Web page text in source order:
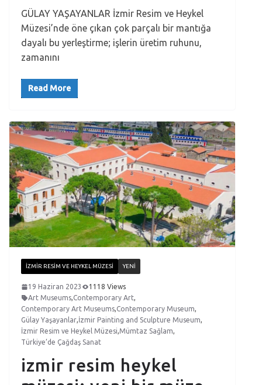
GÜLAY YAŞAYANLAR İzmir Resim ve Heykel
Müzesi’nde öne çıkan çok parçalı bir mantığa
dayalı bu yerleştirme; işlerin üretim ruhunu,
zamanını
Read More
İZMIR RESIM VE HEYKEL MÜZESI YENI
19 Haziran 2023
1118 Views
Art Museums,Contemporary Art,
Contemporary Art Museums,Contemporary Museum,
Gülay Yaşayanlar,İzmir Painting and Sculpture Museum,
İzmir Resim ve Heykel Müzesi,Mümtaz Sağlam,
Türkiye’de Çağdaş Sanat
izmir resim heykel